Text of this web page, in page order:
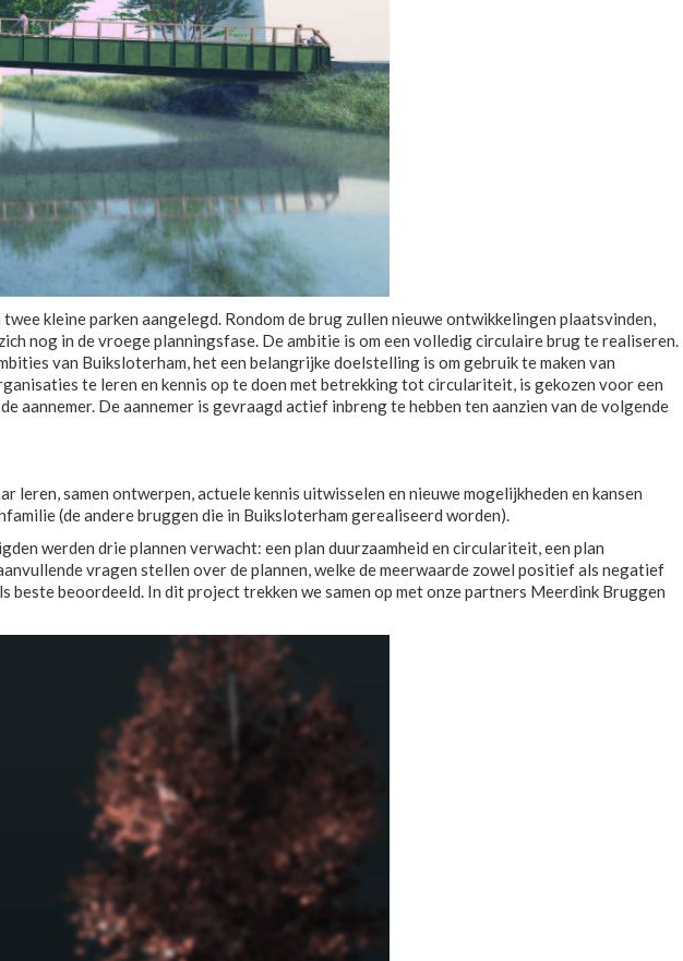
kleine parken aangelegd. Rondom de brug zullen nieuwe ontwikkelingen plaatsvinden,
nog in de vroege planningsfase. De ambitie is om een volledig circulaire brug te realiseren.
van Buiksloterham, het een belangrijke doelstelling is om gebruik te maken van
te leren en kennis op te doen met betrekking tot circulariteit, is gekozen voor een
De aannemer is gevraagd actief inbreng te hebben ten aanzien van de volgende
samen ontwerpen, actuele kennis uitwisselen en nieuwe mogelijkheden en kansen
(de andere bruggen die in Buiksloterham gerealiseerd worden).
werden drie plannen verwacht: een plan duurzaamheid en circulariteit, een plan
vragen stellen over de plannen, welke de meerwaarde zowel positief als negatief
beoordeeld. In dit project trekken we samen op met onze partners Meerdink Bruggen